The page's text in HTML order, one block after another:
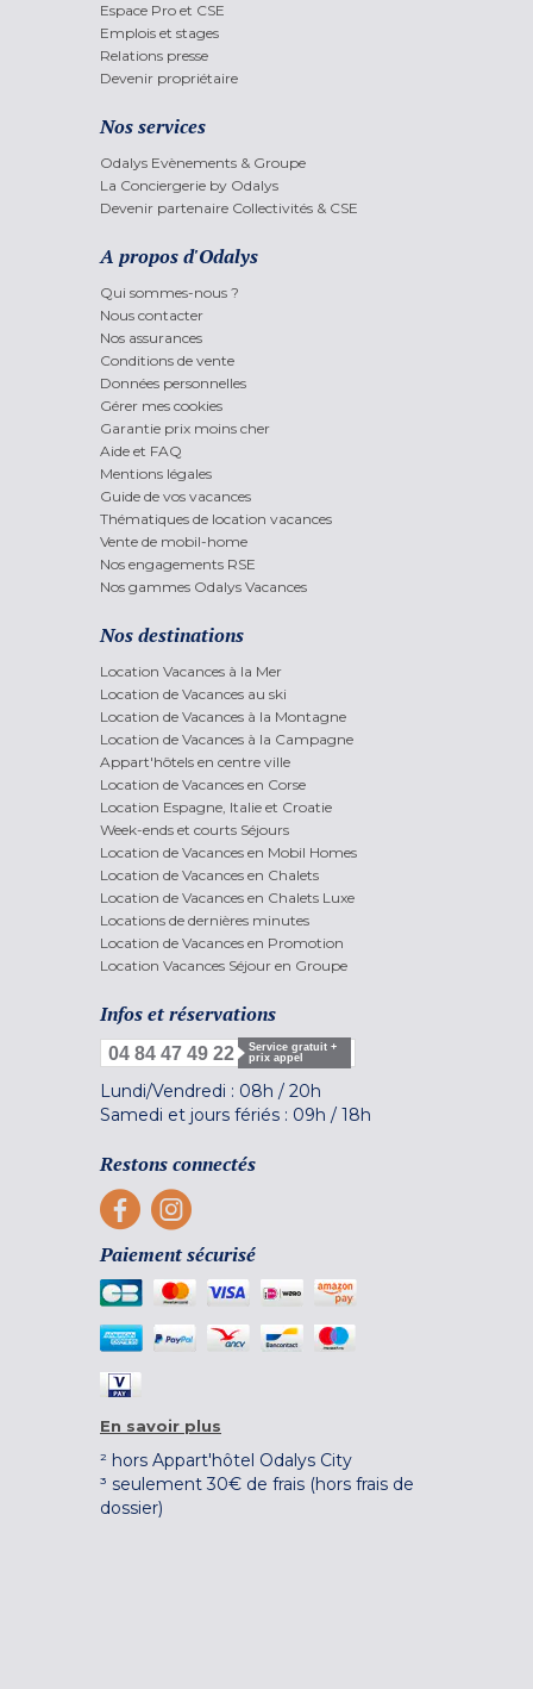
Espace Pro et CSE
Emplois et stages
Relations presse
Devenir propriétaire
Nos services
Odalys Evènements & Groupe
La Conciergerie by Odalys
Devenir partenaire Collectivités & CSE
A propos d'Odalys
Qui sommes-nous ?
Nous contacter
Nos assurances
Conditions de vente
Données personnelles
Gérer mes cookies
Garantie prix moins cher
Aide et FAQ
Mentions légales
Guide de vos vacances
Thématiques de location vacances
Vente de mobil-home
Nos engagements RSE
Nos gammes Odalys Vacances
Nos destinations
Location Vacances à la Mer
Location de Vacances au ski
Location de Vacances à la Montagne
Location de Vacances à la Campagne
Appart'hôtels en centre ville
Location de Vacances en Corse
Location Espagne, Italie et Croatie
Week-ends et courts Séjours
Location de Vacances en Mobil Homes
Location de Vacances en Chalets
Location de Vacances en Chalets Luxe
Locations de dernières minutes
Location de Vacances en Promotion
Location Vacances Séjour en Groupe
Infos et réservations
04 84 47 49 22
Service gratuit +
prix appel
Lundi/Vendredi : 08h / 20h
Samedi et jours fériés : 09h / 18h
Restons connectés
Paiement sécurisé
En savoir plus
² hors Appart'hôtel Odalys City
³ seulement 30€ de frais (hors frais de
dossier)